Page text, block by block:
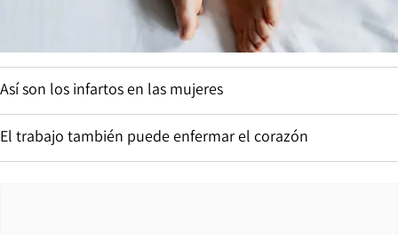
Así son los infartos en las mujeres
El trabajo también puede enfermar el corazón